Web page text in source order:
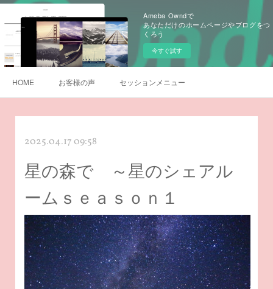
Ameba Owndで
あなただけのホームページやブログをつ
くろう
今すぐ試す
HOME お客様の声 セッションメニュー
2025.04.17 09:58
星の森で ～星のシェアル
ームｓｅａｓｏｎ１